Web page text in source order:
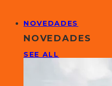
NOVEDADES
NOVEDADES
SEE ALL